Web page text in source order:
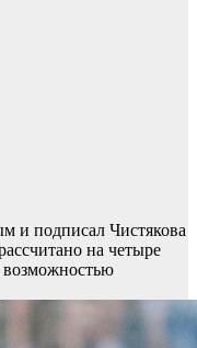
и подписал Чистякова
на четыре
возможностью